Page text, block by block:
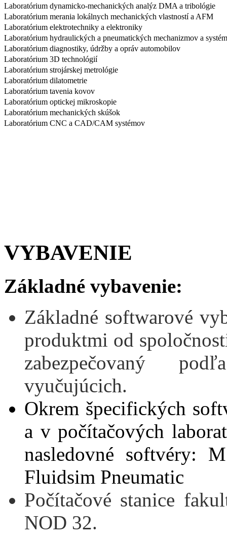
Laboratórium dynamicko-mechanických analýz DMA a tribológie
Laboratórium merania lokálnych mechanických vlastností a AFM
Laboratórium elektrotechniky a elektroniky
Laboratórium hydraulických a pneumatických mechanizmov a
Laboratórium diagnostiky, údržby a opráv automobilov
Laboratórium 3D technológií
Laboratórium strojárskej metrológie
Laboratórium dilatometrie
Laboratórium tavenia kovov
Laboratórium optickej mikroskopie
Laboratórium mechanických skúšok
Laboratórium CNC a CAD/CAM systémov
VYBAVENIE
Základné vybavenie:
Základné softwarové
produktmi od
zabezpečovaný
vyučujúcich.
Okrem špecifických
a v počítačových
nasledovné softvéry:
Fluidsim Pneumatic
Počítačové stanice
NOD 32.